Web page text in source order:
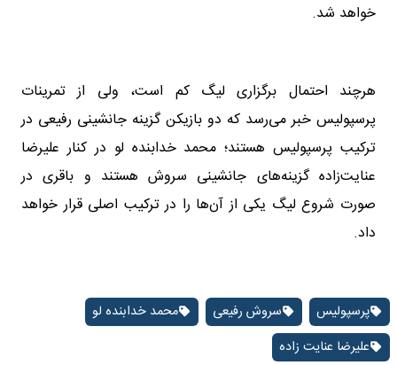
خواهد شد.
هرچند احتمال برگزاری لیگ کم است، ولی از تمرینات
پرسپولیس خبر می‌رسد که دو بازیکن گزینه جانشینی رفیعی در
ترکیب پرسپولیس هستند؛ محمد خدابنده لو در کنار علیرضا
عنایت‌زاده گزینه‌های جانشینی سروش هستند و باقری در
صورت شروع لیگ یکی از آن‌ها را در ترکیب اصلی قرار خواهد
داد.
پرسپولیس سروش رفیعی
محمد خدابنده لو
علیرضا عنایت زاده